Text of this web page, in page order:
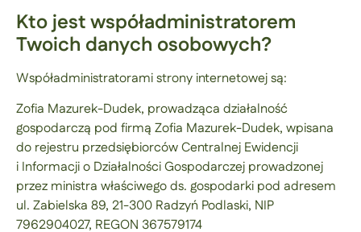
Kto jest współadministratorem
Twoich danych osobowych?
Współadministratorami strony internetowej są:
Zofia Mazurek-Dudek, prowadząca działalność
gospodarczą pod firmą Zofia Mazurek-Dudek, wpisana
do rejestru przedsiębiorców Centralnej Ewidencji
i Informacji o Działalności Gospodarczej prowadzonej
przez ministra właściwego ds. gospodarki pod adresem
ul. Zabielska 89, 21-300 Radzyń Podlaski, NIP
7962904027, REGON 367579174